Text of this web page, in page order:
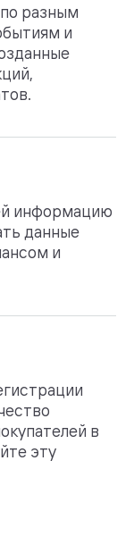
разным
и
информацию
данные
и
в
эту